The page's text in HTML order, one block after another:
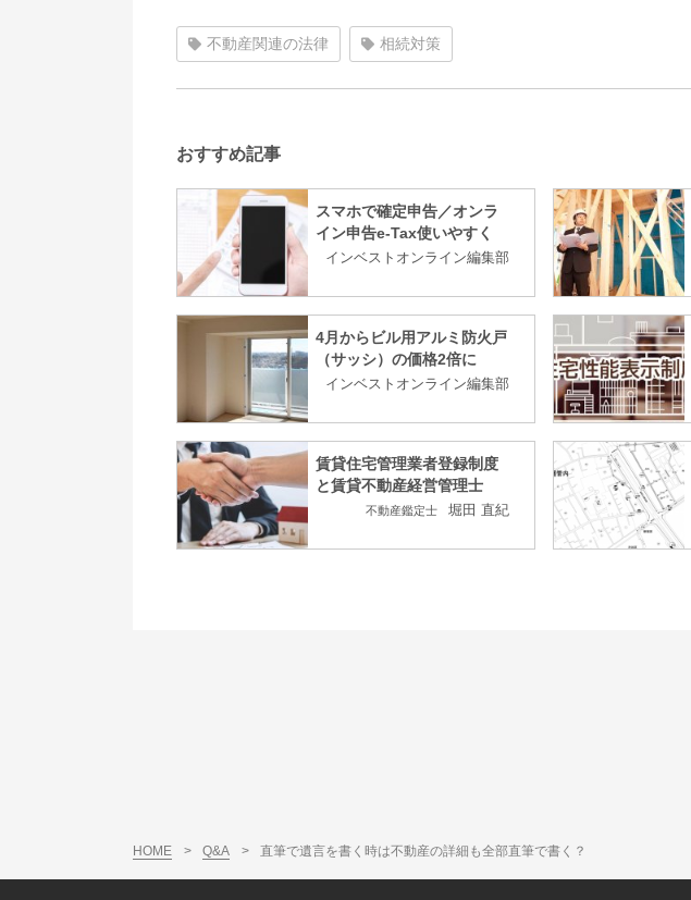
不動産関連の法律 相続対策
おすすめ記事
スマホで確定申告／オンラ
イン申告e-Tax使いやすく
インベストオンライン編集部
4月からビル用アルミ防火戸
（サッシ）の価格2倍に
インベストオンライン編集部
賃貸住宅管理業者登録制度
と賃貸不動産経営管理士
不動産鑑定士 堀田 直紀
HOME > Q&A > 直筆で遺言を書く時は不動産の詳細も全部直筆で書く？